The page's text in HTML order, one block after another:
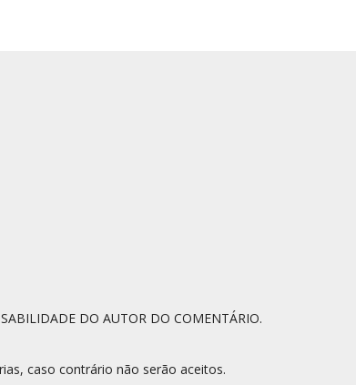
DO AUTOR DO COMENTÁRIO.
caso contrário não serão aceitos.